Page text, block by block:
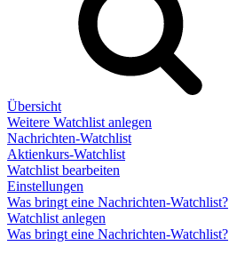
Übersicht
Weitere Watchlist anlegen
Nachrichten-Watchlist
Aktienkurs-Watchlist
Watchlist bearbeiten
Einstellungen
Was bringt eine Nachrichten-Watchlist?
Watchlist anlegen
Was bringt eine Nachrichten-Watchlist?